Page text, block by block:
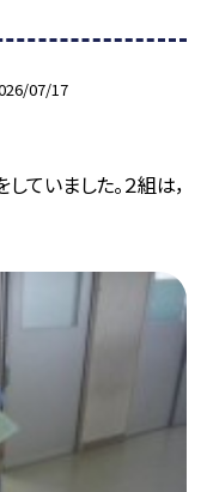
07/17
ていました。２組は，